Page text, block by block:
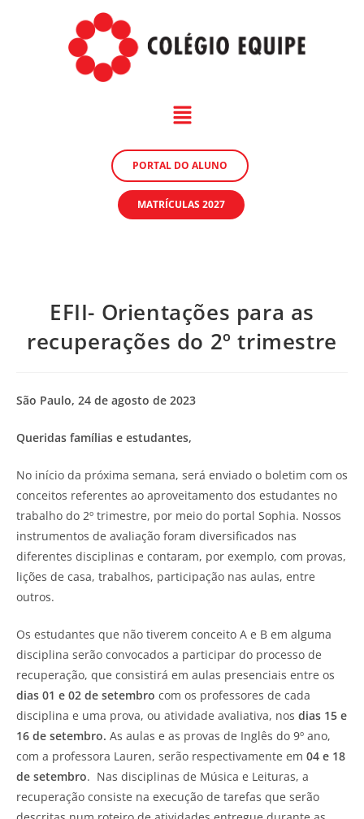
PORTAL DO ALUNO
MATRÍCULAS 2027
EFII- Orientações para as
recuperações do 2º trimestre
São Paulo, 24 de agosto de 2023
Queridas famílias e estudantes,
No início da próxima semana, será enviado o boletim com os
conceitos referentes ao aproveitamento dos estudantes no
trabalho do 2º trimestre, por meio do portal Sophia. Nossos
instrumentos de avaliação foram diversificados nas
diferentes disciplinas e contaram, por exemplo, com provas,
lições de casa, trabalhos, participação nas aulas, entre
outros.
Os estudantes que não tiverem conceito A e B em alguma
disciplina serão convocados a participar do processo de
recuperação, que consistirá em aulas presenciais entre os
dias 01 e 02 de setembro com os professores de cada
disciplina e uma prova, ou atividade avaliativa, nos dias 15 e
16 de setembro. As aulas e as provas de Inglês do 9º ano,
com a professora Lauren, serão respectivamente em 04 e 18
de setembro. Nas disciplinas de Música e Leituras, a
recuperação consiste na execução de tarefas que serão